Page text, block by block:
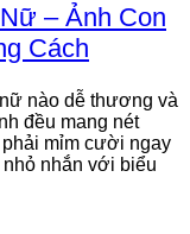
– Ảnh Con
Cách
nào dễ thương và
đều mang nét
mỉm cười ngay
nhắn với biểu